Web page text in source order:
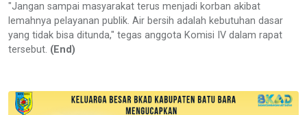
"Jangan sampai masyarakat terus menjadi korban akibat
lemahnya pelayanan publik. Air bersih adalah kebutuhan dasar
yang tidak bisa ditunda," tegas anggota Komisi IV dalam rapat
tersebut. (End)